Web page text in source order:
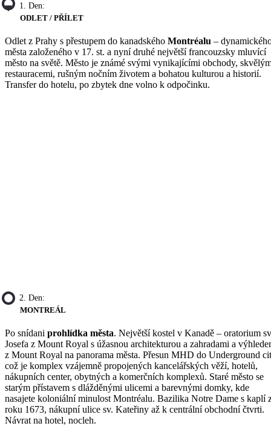
1. Den:
ODLET / PŘÍLET
Odlet z Prahy s přestupem do kanadského Montréalu –
města založeného v 17. st. a nyní druhé největší francouzsky mluvící
město na světě. Město je známé svými vynikajícími obchody,
restauracemi, rušným nočním životem a bohatou kulturou a historií.
Transfer do hotelu, po zbytek dne volno k odpočinku.
2. Den:
MONTREÁL
Po snídani prohlídka města. Největší kostel v Kanadě – oratorium
Josefa z Mount Royal s úžasnou architekturou a zahradami a
z Mount Royal na panorama města. Přesun MHD do Underground
což je komplex vzájemně propojených kancelářských věží, hotelů,
nákupních center, obytných a komerčních komplexů. Staré město se
starým přístavem s dlážděnými ulicemi a barevnými domky, kde
nasajete koloniální minulost Montréalu. Bazilika Notre Dame s kaplí
roku 1673, nákupní ulice sv. Kateřiny až k centrální obchodní čtvrti.
Návrat na hotel, nocleh.